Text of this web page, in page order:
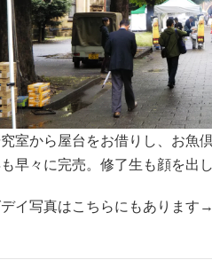
室から屋台をお借りし、お魚
早々に完売。修了生も顔を出
イ写真はこちらにもあります→